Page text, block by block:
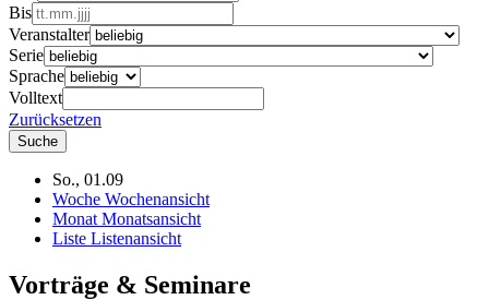
Bis
Veranstalter
Serie
Sprache
Volltext
Zurücksetzen
So., 01.09
Woche Wochenansicht
Monat Monatsansicht
Liste Listenansicht
Vorträge & Seminare